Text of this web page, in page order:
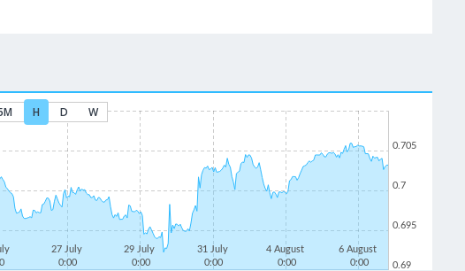
H D W
27 July
0:00
29 July
0:00
31 July
0:00
4 August
0:00
6 August
0:00
0.69
0.695
0.7
0.705